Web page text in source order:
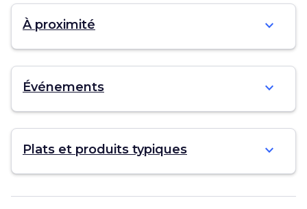
À proximité expand_more
Événements expand_more
Plats et produits typiques expand_more